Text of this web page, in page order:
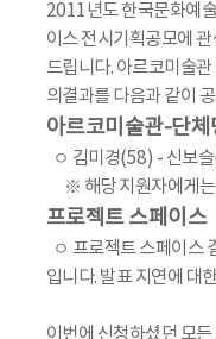
2011년도 한국문화예
이스 전시기획공모에
드립니다. 아르코미술
의결과를 다음과 같이
아르코미술관-단
ㅇ 김미경(58) - 신보
※ 해당 지원자에게는
프로젝트 스페이스
ㅇ 프로젝트 스페이스
입니다. 발표 지연에 대